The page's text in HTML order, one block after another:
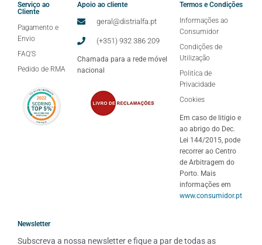
Serviço ao
Cliente
Pagamento e
Envio
FAQ'S
Pedido de RMA
Apoio ao cliente
geral@distrialfa.pt
(+351) 932 386 209
Chamada para a rede móvel
nacional
Termos e Condições
Informações ao
Consumidor
Condições de
Utilização
Politíca de
Privacidade
Cookies
Em caso de litigio e
ao abrigo do Dec.
Lei 144/2015, pode
recorrer ao Centro
de Arbitragem do
Porto. Mais
informações em
www.consumidor.pt
Newsletter
Subscreva a nossa newsletter e fique a par de todas as